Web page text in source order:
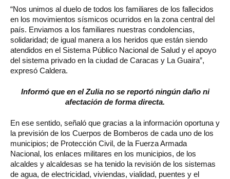
“Nos unimos al duelo de todos los familiares de los fallecidos
en los movimientos sísmicos ocurridos en la zona central del
país. Enviamos a los familiares nuestras condolencias,
solidaridad; de igual manera a los heridos que están siendo
atendidos en el Sistema Público Nacional de Salud y el apoyo
del sistema privado en la ciudad de Caracas y La Guaira”,
expresó Caldera.
Informó que en el Zulia no se reportó ningún daño ni
afectación de forma directa.
En ese sentido, señaló que gracias a la información oportuna y
la previsión de los Cuerpos de Bomberos de cada uno de los
municipios; de Protección Civil, de la Fuerza Armada
Nacional, los enlaces militares en los municipios, de los
alcaldes y alcaldesas se ha tenido la revisión de los sistemas
de agua, de electricidad, viviendas, vialidad, puentes y el